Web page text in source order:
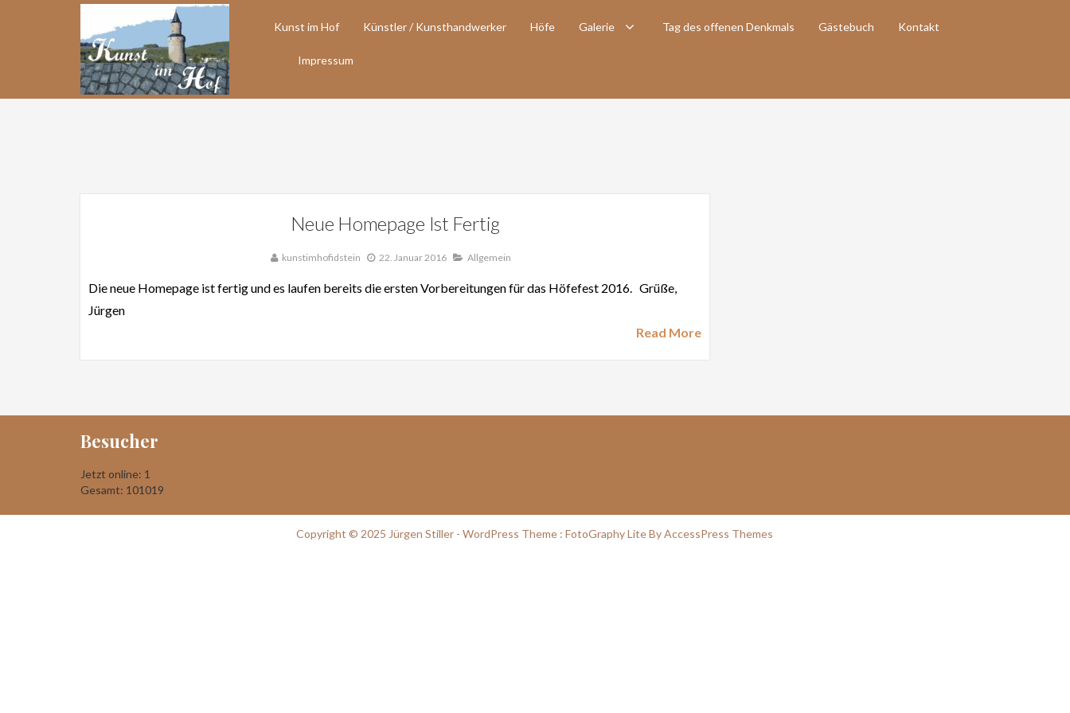
Kunst im Hof Künstler / Kunsthandwerker Höfe Galerie Tag des offenen Denkmals Gästebuch Kontakt
Impressum
Neue Homepage Ist Fertig
kunstimhofidstein 22. Januar 2016 Allgemein
Die neue Homepage ist fertig und es laufen bereits die ersten Vorbereitungen für das Höfefest 2016. Grüße,
Jürgen
Read More
Besucher
Jetzt online: 1
Gesamt: 101019
Copyright © 2025 Jürgen Stiller - WordPress Theme :FotoGraphy LiteByAccessPress Themes